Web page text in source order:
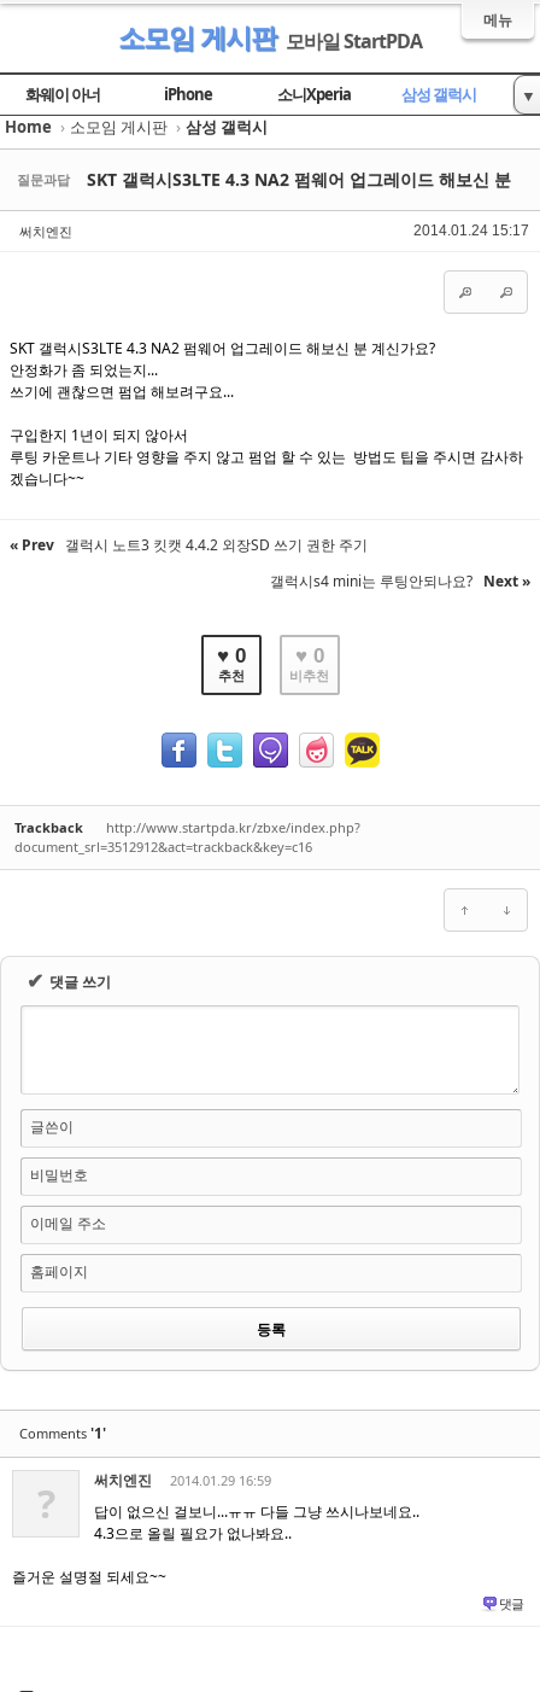
메뉴
소모임 게시판 모바일 StartPDA
화웨이 아너 iPhone 소니Xperia
삼성 갤럭시
LG 옵티머스
▼
팬택 베가
IM+ 사용자모임
안드로이드폰
Home › 소모임 게시판 › 삼성 갤럭시
질문과답
2014.01.24 15:17
SKT 갤럭시S3LTE 4.3 NA2 펌웨어 업그레이드 해보신 분
써치엔진
SKT 갤럭시S3LTE 4.3 NA2 펌웨어 업그레이드 해보신 분 계신가요?
안정화가 좀 되었는지...
쓰기에 괜찮으면 펌업 해보려구요...
구입한지 1년이 되지 않아서
루팅 카운트나 기타 영향을 주지 않고 펌업 할 수 있는 방법도 팁을 주시면 감사하
겠습니다~~
« Prev 갤럭시 노트3 킷캣 4.4.2 외장SD 쓰기 권한 주기
갤럭시s4 mini는 루팅안되나요? Next »
♥ 0
추천
♥ 0
비추천
Trackback
http://www.startpda.kr/zbxe/index.php?
document_srl=3512912&act=trackback&key=c16
✔ 댓글 쓰기
글쓴이
비밀번호
이메일 주소
홈페이지
Comments '1'
? 써치엔진 2014.01.29 16:59
답이 없으신 걸보니...ㅠㅠ 다들 그냥 쓰시나보네요..
4.3으로 올릴 필요가 없나봐요..
즐거운 설명절 되세요~~
댓글
Sketchbook5, 스케치북5
Sketchbook5, 스케치북5
Sketchbook5, 스케치북5
Sketchbook5, 스케치북5